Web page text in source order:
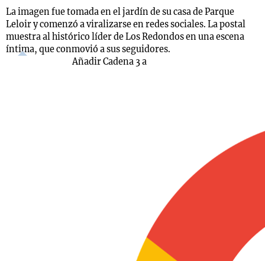
La imagen fue tomada en el jardín de su casa de Parque
Leloir y comenzó a viralizarse en redes sociales. La postal
muestra al histórico líder de Los Redondos en una escena
íntima, que conmovió a sus seguidores.
Añadir Cadena 3 a